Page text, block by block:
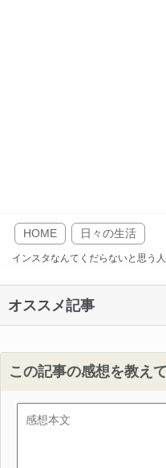
HOME 日々の生活
インスタなんてくだらないと思う
オススメ記事
この記事の感想を教え